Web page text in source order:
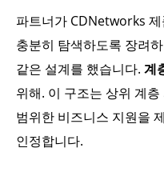
파트너가 CDNetworks
충분히 탐색하도록 장려
같은 설계를 했습니다. 계
위해. 이 구조는 상위 계
범위한 비즈니스 지원을
인정합니다.